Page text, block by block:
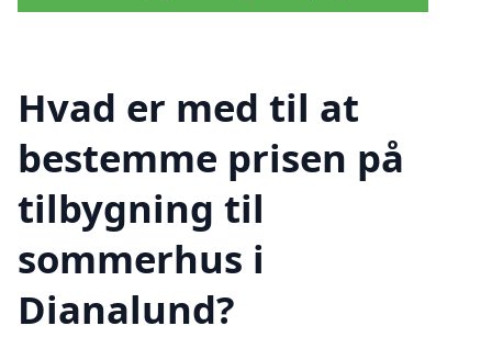
Hvad er med til at
bestemme prisen på
tilbygning til
sommerhus i
Dianalund?